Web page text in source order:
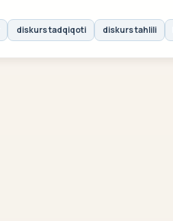
diskurs tadqiqoti diskurs tahlili